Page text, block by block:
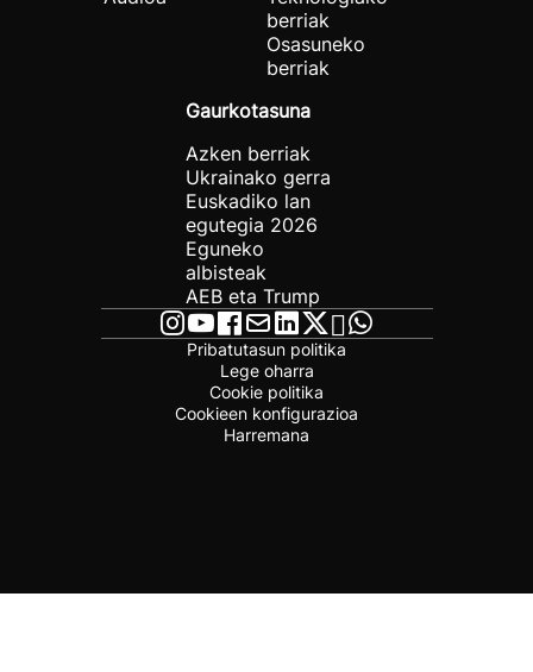
berriak
Osasuneko
berriak
Gaurkotasuna
Azken berriak
Ukrainako gerra
Euskadiko lan
egutegia 2026
Eguneko
albisteak
AEB eta Trump
Pribatutasun politika
Lege oharra
Cookie politika
Cookieen konfigurazioa
Harremana